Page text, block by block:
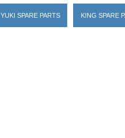
YUKI SPARE PARTS KING SPARE